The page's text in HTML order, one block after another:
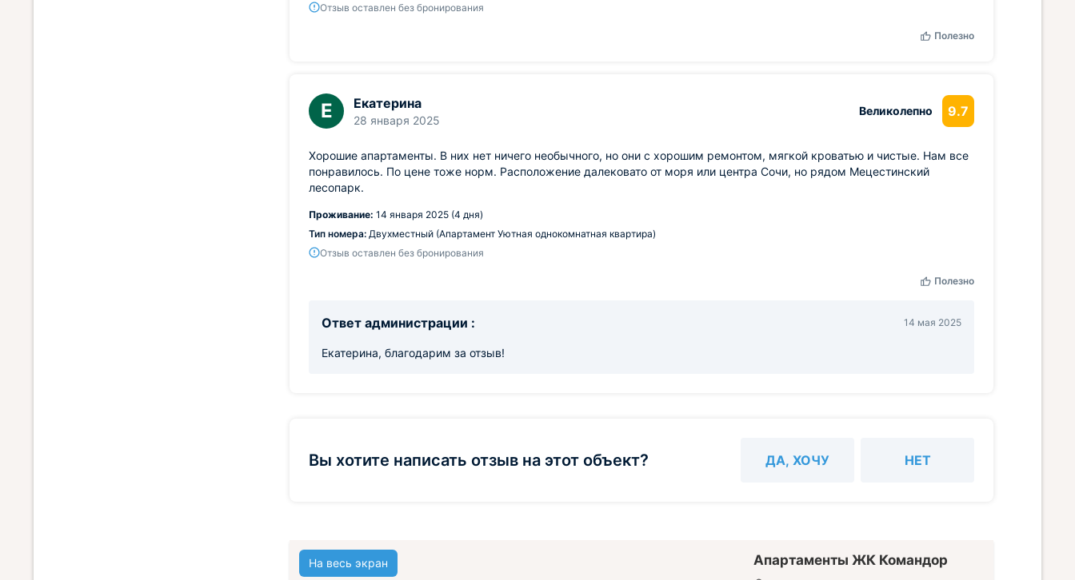
Отзыв оставлен без бронирования
Полезно
Е Екатерина
28 января 2025
Великолепно 9.7
Хорошие апартаменты. В них нет ничего необычного, но они с хорошим ремонтом, мягкой кроватью и чистые. Нам все
понравилось. По цене тоже норм. Расположение далековато от моря или центра Сочи, но рядом Мецестинский
лесопарк.
Проживание: 14 января 2025 (4 дня)
Тип номера: Двухместный (Апартамент Уютная однокомнатная квартира)
Отзыв оставлен без бронирования
Полезно
Ответ администрации : 14 мая 2025
Екатерина, благодарим за отзыв!
Вы хотите написать отзыв на этот объект? ДА, ХОЧУ НЕТ
На весь экран Апартаменты ЖК Командор